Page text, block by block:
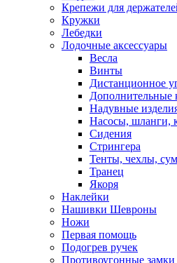
Крепежи для
Кружки
Лебедки
Лодочные аксессуары
Весла
Винты
Дистанционное
Дополнительные
Надувные
Насосы, шланги,
Сидения
Стрингера
Тенты, чехлы,
Транец
Якоря
Наклейки
Нашивки Шевроны
Ножи
Первая помощь
Подогрев ручек
Противоугонные замки